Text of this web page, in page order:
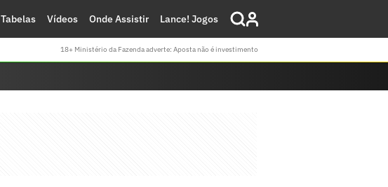
Tabelas Vídeos Onde Assistir Lance! Jogos
18+ Ministério da Fazenda adverte: Aposta não é investimento